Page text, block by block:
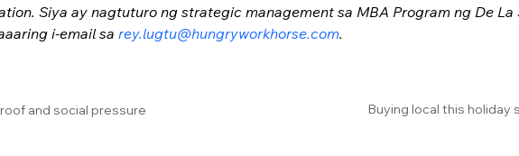
Siya ay nagtuturo ng strategic management sa MBA Program ng De La
i-email sa rey.lugtu@hungryworkhorse.com.
and social pressure Buying local this holiday